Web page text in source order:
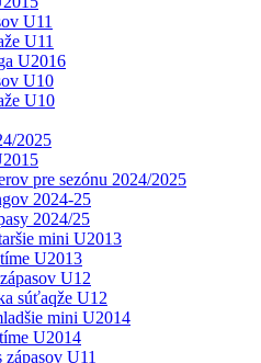
U11
U11
U2016
U10
U10
2025
pre sezónu 2024/2025
2024-25
2024/25
mini U2013
U2013
U12
súťaqže U12
mini U2014
U2014
zápasov U11